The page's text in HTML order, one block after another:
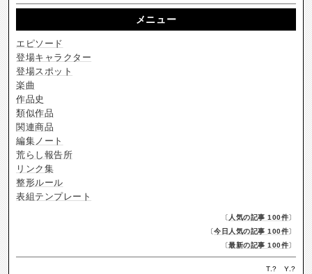
メニュー
エピソード
登場キャラクター
登場スポット
楽曲
作品史
類似作品
関連商品
編集ノート
荒らし報告所
リンク集
整形ルール
表組テンプレート
〔 人気の記事 100件〕
〔今日人気の記事 100件〕
〔最新の記事 100件〕
T.? Y.?